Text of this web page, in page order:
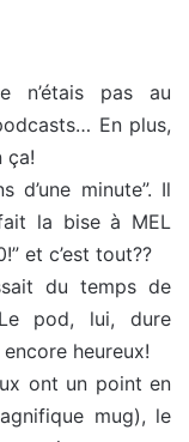
n’étais pas au
En plus,
ça!
d’une minute”. Il
la bise à MEL
et c’est tout??
du temps de
pod, lui, dure
heureux!
ont un point en
mug), le